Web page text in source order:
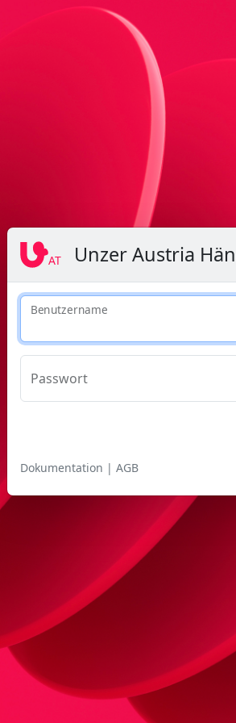
AT Unzer Austria
Benutzername
Passwort
Dokumentation | AGB